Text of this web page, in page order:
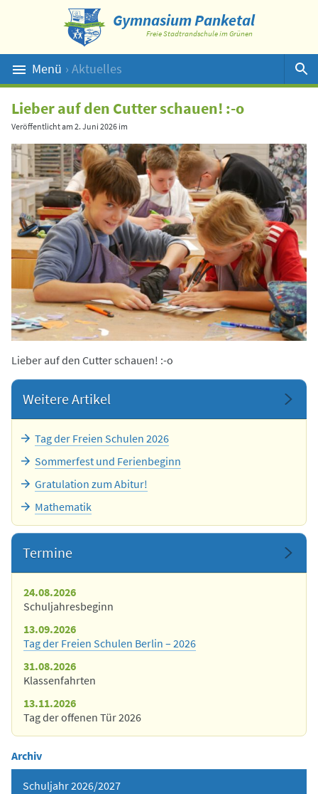
Gymnasium Panketal
Freie Stadtrandschule im Grünen
Menü › Aktuelles
Suche
Lieber auf den Cutter schauen! :-o
Veröffentlicht am 2. Juni 2026 im
Lieber auf den Cutter schauen! :-o
Weitere Artikel
Tag der Freien Schulen 2026
Sommerfest und Ferienbeginn
Gratulation zum Abitur!
Mathematik
Termine
24.08.2026
Schuljahresbeginn
13.09.2026
Tag der Freien Schulen Berlin – 2026
31.08.2026
Klassenfahrten
13.11.2026
Tag der offenen Tür 2026
Archiv
Schuljahr 2026/2027